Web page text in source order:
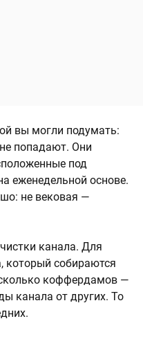
вы могли подумать:
попадают. Они
под
еженедельной основе.
не вековая —
канала. Для
который собираются
коффердамов —
канала от других. То